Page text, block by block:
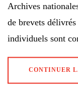
Archives
de brevets
individuels sont
CONTINUER